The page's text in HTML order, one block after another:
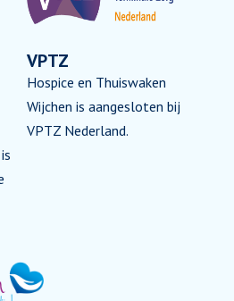
VPTZ
Hospice en Thuiswaken
Wijchen is aangesloten bij
VPTZ Nederland.